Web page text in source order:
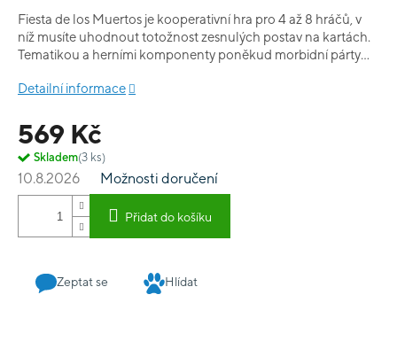
569 Kč
Skladem(3 ks)
10.8.2026 Možnosti doručení
Přidat do košíku
Fiesta de los Muertos je kooperativní hra pro 4 až 8 hráčů, v
níž musíte uhodnout totožnost zesnulých postav na kartách.
Tematikou a herními komponenty poněkud morbidní párty
Vyžaduje dobrou paměť a cit pro způsob uvažování
Detailní informace
Zeptat se Hlídat